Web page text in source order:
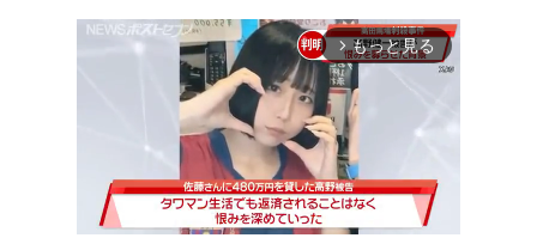
arrow_forward_ios もっと見る